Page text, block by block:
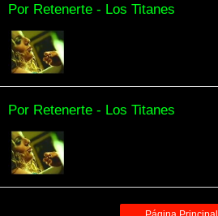
Por Retenerte - Los Titanes
Por Retenerte - Los Titanes